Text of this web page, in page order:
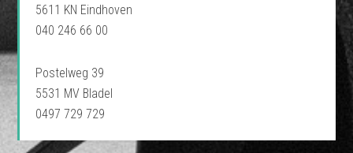
5611 KN Eindhoven
040 246 66 00
Postelweg 39
5531 MV Bladel
0497 729 729